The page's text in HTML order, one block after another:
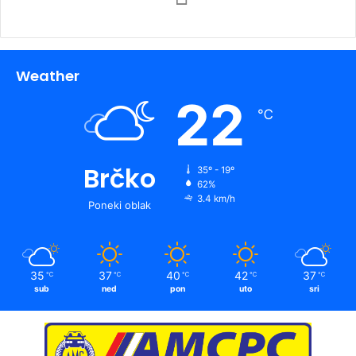
Weather
Brčko
Poneki oblak
22 ℃
35º - 19º
62%
3.4 km/h
35 ℃
sub
37 ℃
ned
40 ℃
pon
42 ℃
uto
37 ℃
sri